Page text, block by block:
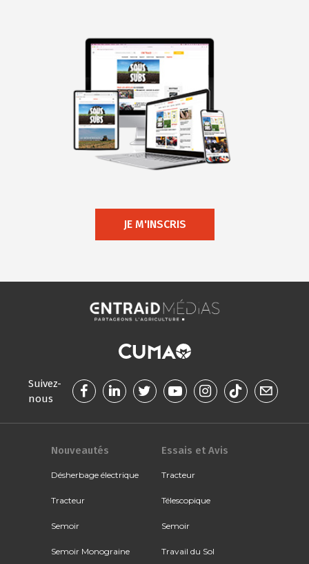
JE M'INSCRIS
Suivez-
nous
Nouveautés
Désherbage électrique
Tracteur
Semoir
Semoir Monograine
Essais et Avis
Tracteur
Télescopique
Semoir
Travail du Sol